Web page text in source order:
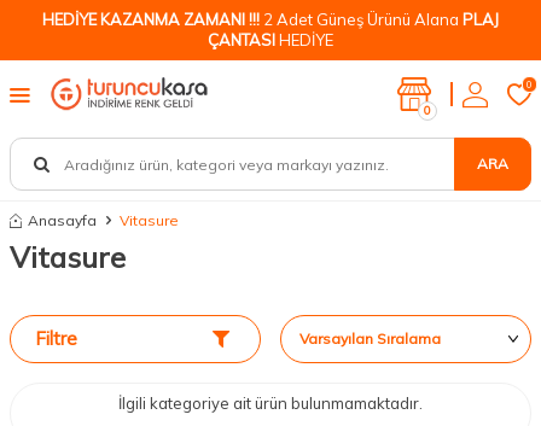
HEDİYE KAZANMA ZAMANI !!! 2 Adet Güneş Ürünü Alana PLAJ
ÇANTASIHEDİYE
ARA
0
0
Anasayfa Vitasure
Vitasure
Filtre
İlgili kategoriye ait ürün bulunmamaktadır.